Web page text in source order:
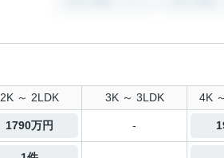
2K ～ 2LDK 3K ～ 3LDK 4K
1790万円 -